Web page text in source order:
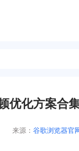
优化方案合
来源： 谷歌浏览器官